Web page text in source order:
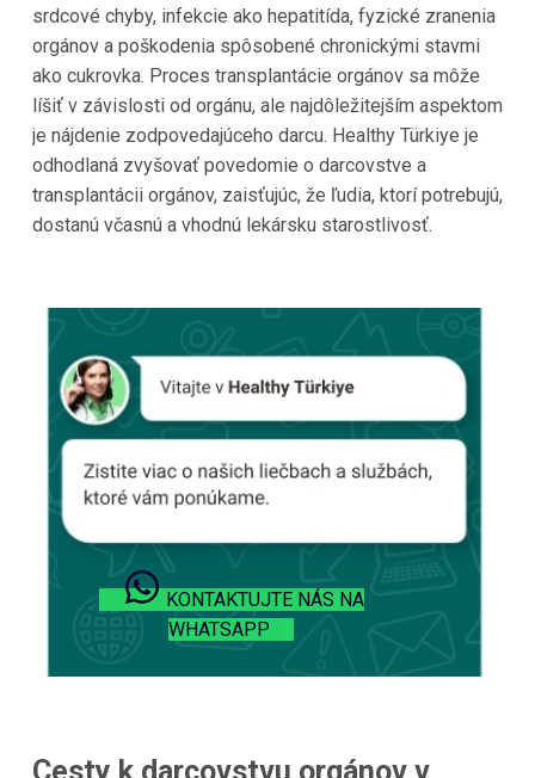
srdcové chyby, infekcie ako hepatitída, fyzické zranenia
orgánov a poškodenia spôsobené chronickými stavmi
ako cukrovka. Proces transplantácie orgánov sa môže
líšiť v závislosti od orgánu, ale najdôležitejším aspektom
je nájdenie zodpovedajúceho darcu. Healthy Türkiye je
odhodlaná zvyšovať povedomie o darcovstve a
transplantácii orgánov, zaisťujúc, že ľudia, ktorí potrebujú,
dostanú včasnú a vhodnú lekársku starostlivosť.
KONTAKTUJTE NÁS NA
WHATSAPP
Cesty k darcovstvu orgánov v